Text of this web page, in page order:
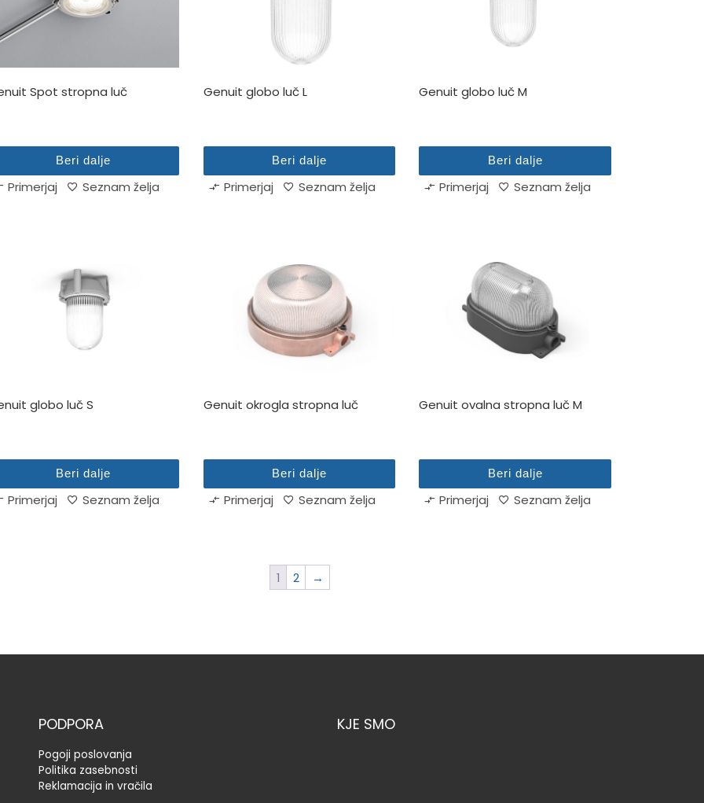
Spot stropna luč
Beri dalje
Primerjaj Seznam želja
Genuit globo luč L
Beri dalje
Primerjaj Seznam želja
Genuit globo luč M
Beri dalje
Primerjaj Seznam želja
globo luč S
Beri dalje
Primerjaj Seznam želja
Genuit okrogla stropna luč
Beri dalje
Primerjaj Seznam želja
Genuit ovalna stropna luč M
Beri dalje
Primerjaj Seznam želja
1 2 →
PODPORA
Pogoji poslovanja
Politika zasebnosti
Reklamacija in vračila
KJE SMO